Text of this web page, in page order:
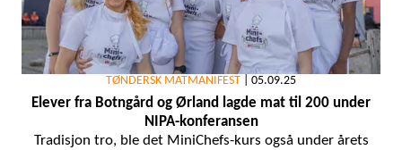
TØNDERSK MATMANIFEST 05.09.25
Elever fra Botngård og Ørland lagde mat til 200 under
NIPA-konferansen
Tradisjon tro, ble det MiniChefs-kurs også under årets